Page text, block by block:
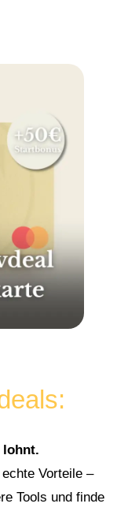
lohnt.
Vorteile –
Tools und finde